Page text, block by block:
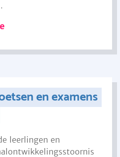
en examens
leerlingen en